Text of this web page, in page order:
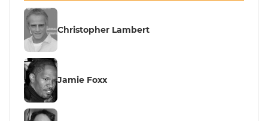
Christopher Lambert
Jamie Foxx